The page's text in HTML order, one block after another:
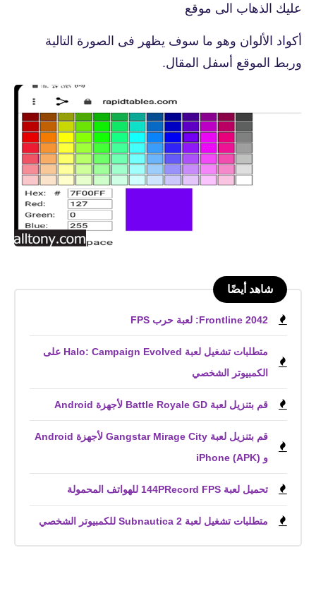
عليك الذهاب الى موقع
أكواد الألوان وهو ما سوف يظهر فى الصورة التالية
وربط الموقع أسفل المقال.
شاهد أيضًا
Frontline 2042: لعبة حرب FPS
متطلبات تشغيل لعبة Halo: Campaign Evolved على
الكمبيوتر الشخصي
قم بتنزيل لعبة Battle Royale GD لأجهزة Android
قم بتنزيل لعبة Gangstar Mirage City لأجهزة Android
و iPhone (APK)
تحميل لعبة 144PRecord FPS للهواتف المحمولة
متطلبات تشغيل لعبة Subnautica 2 للكمبيوتر الشخصي